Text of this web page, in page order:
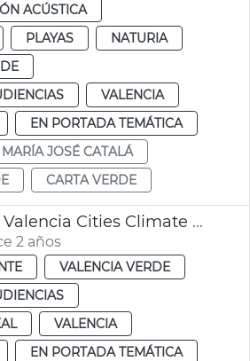
ACÚSTICA
PLAYAS
NATURIA
VALENCIA
EN PORTADA TEMÁTICA
MARÍA JOSÉ CATALÁ
CARTA VERDE
Inauguración Valencia Cities Climate Week
2 años
VALENCIA VERDE
VALENCIA
EN PORTADA TEMÁTICA